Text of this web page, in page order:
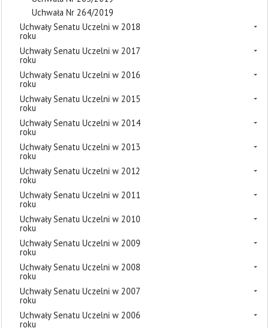
Uchwała Nr 264/2019
Uchwały Senatu Uczelni w 2018
roku
Uchwały Senatu Uczelni w 2017
roku
Uchwały Senatu Uczelni w 2016
roku
Uchwały Senatu Uczelni w 2015
roku
Uchwały Senatu Uczelni w 2014
roku
Uchwały Senatu Uczelni w 2013
roku
Uchwały Senatu Uczelni w 2012
roku
Uchwały Senatu Uczelni w 2011
roku
Uchwały Senatu Uczelni w 2010
roku
Uchwały Senatu Uczelni w 2009
roku
Uchwały Senatu Uczelni w 2008
roku
Uchwały Senatu Uczelni w 2007
roku
Uchwały Senatu Uczelni w 2006
roku